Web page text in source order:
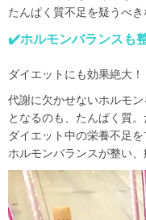
たんぱく質不足を疑うべき
✔️ホルモンバランスも
ダイエットにも効果絶大！
代謝に欠かせないホルモ
となるのも、たんぱく質
ダイエット中の栄養不足
ホルモンバランスが整い、